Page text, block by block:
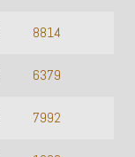
8814
6379
7992